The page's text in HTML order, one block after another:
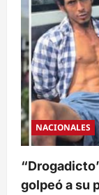
NACIONALES
golpeó a su